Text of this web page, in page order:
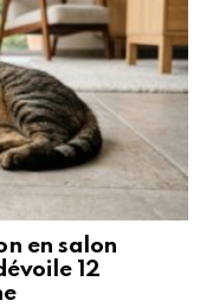
en salon
12